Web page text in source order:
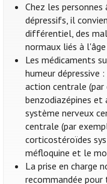
Chez les
dépressifs, il
différentiel, des
normaux liés à
Les médicaments
humeur
action centrale
benzodiazépines et
système nerveux
centrale (par
corticostéroïdes
méfloquine et le
La prise en charge
recommandée